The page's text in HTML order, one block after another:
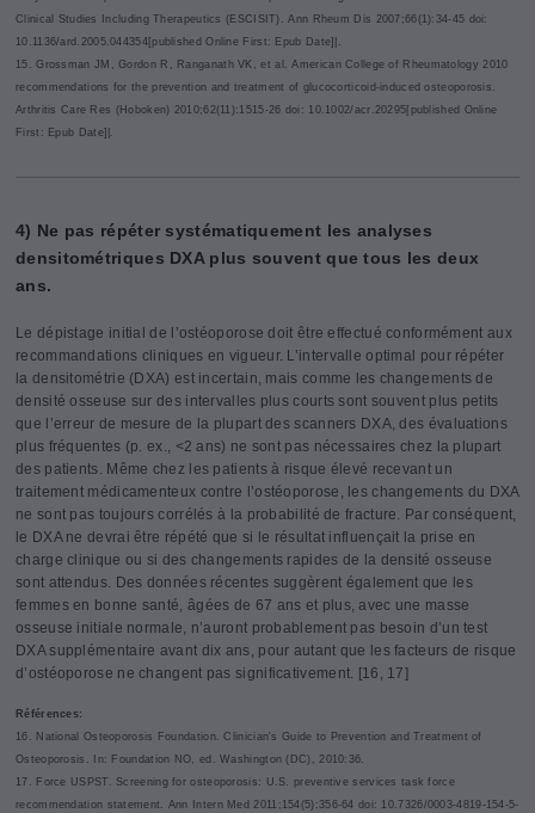
Clinical Studies Including Therapeutics (ESCISIT). Ann Rheum Dis 2007;66(1):34-45 doi:
10.1136/ard.2005.044354[published Online First: Epub Date]|.
15. Grossman JM, Gordon R, Ranganath VK, et al. American College of Rheumatology 2010
recommendations for the prevention and treatment of glucocorticoid-induced osteoporosis.
Arthritis Care Res (Hoboken) 2010;62(11):1515-26 doi: 10.1002/acr.20295[published Online
First: Epub Date]|.
4) Ne pas répéter systématiquement les analyses
densitométriques DXA plus souvent que tous les deux
ans.
Le dépistage initial de l’ostéoporose doit être effectué conformément aux
recommandations cliniques en vigueur. L’intervalle optimal pour répéter
la densitométrie (DXA) est incertain, mais comme les changements de
densité osseuse sur des intervalles plus courts sont souvent plus petits
que l’erreur de mesure de la plupart des scanners DXA, des évaluations
plus fréquentes (p. ex., <2 ans) ne sont pas nécessaires chez la plupart
des patients. Même chez les patients à risque élevé recevant un
traitement médicamenteux contre l’ostéoporose, les changements du DXA
ne sont pas toujours corrélés à la probabilité de fracture. Par conséquent,
le DXA ne devrai être répété que si le résultat influençait la prise en
charge clinique ou si des changements rapides de la densité osseuse
sont attendus. Des données récentes suggèrent également que les
femmes en bonne santé, âgées de 67 ans et plus, avec une masse
osseuse initiale normale, n’auront probablement pas besoin d’un test
DXA supplémentaire avant dix ans, pour autant que les facteurs de risque
d’ostéoporose ne changent pas significativement. [16, 17]
Références:
16. National Osteoporosis Foundation. Clinician's Guide to Prevention and Treatment of
Osteoporosis. In: Foundation NO, ed. Washington (DC), 2010:36.
17. Force USPST. Screening for osteoporosis: U.S. preventive services task force
recommendation statement. Ann Intern Med 2011;154(5):356-64 doi: 10.7326/0003-4819-154-5-